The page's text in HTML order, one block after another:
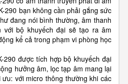
290 bạn không cần phải gắng sức
đang nói bình thường, âm thanh
với bộ khuyếch đại sẽ tạo ra âm
kể cả trong phạm vi phòng học
290 được tích hợp bộ khuyếch đại
hưởng âm, lọc tạp âm mang lại
với micro thông thường khi các